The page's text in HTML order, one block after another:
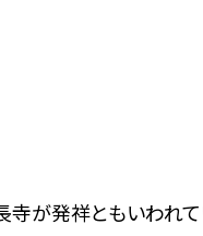
が発祥ともいわれて